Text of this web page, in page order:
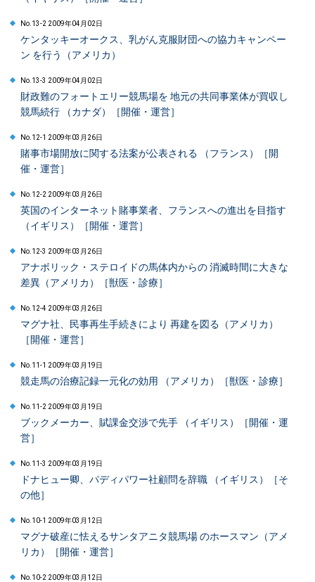
No.13-2 2009年04月02日
ケンタッキーオークス、乳がん克服財団への協力キャンペー
ン を行う（アメリカ）
No.13-3 2009年04月02日
財政難のフォートエリー競馬場を 地元の共同事業体が買収し
競馬続行 （カナダ）［開催・運営］
No.12-1 2009年03月26日
賭事市場開放に関する法案が公表される （フランス）［開
催・運営］
No.12-2 2009年03月26日
英国のインターネット賭事業者、フランスへの進出を目指す
（イギリス）［開催・運営］
No.12-3 2009年03月26日
アナボリック・ステロイドの馬体内からの 消滅時間に大きな
差異（アメリカ）［獣医・診療］
No.12-4 2009年03月26日
マグナ社、民事再生手続きにより 再建を図る（アメリカ）
［開催・運営］
No.11-1 2009年03月19日
競走馬の治療記録一元化の効用 （アメリカ）［獣医・診療］
No.11-2 2009年03月19日
ブックメーカー、賦課金交渉で先手 （イギリス）［開催・運
営］
No.11-3 2009年03月19日
ドナヒュー卿、パディパワー社顧問を辞職 （イギリス）［そ
の他］
No.10-1 2009年03月12日
マグナ破産に怯えるサンタアニタ競馬場 のホースマン（アメ
リカ）［開催・運営］
No.10-2 2009年03月12日